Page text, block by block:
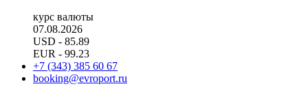
курс валюты
07.08.2026
USD - 85.89
EUR - 99.23
+7 (343) 385 60 67
booking@evroport.ru